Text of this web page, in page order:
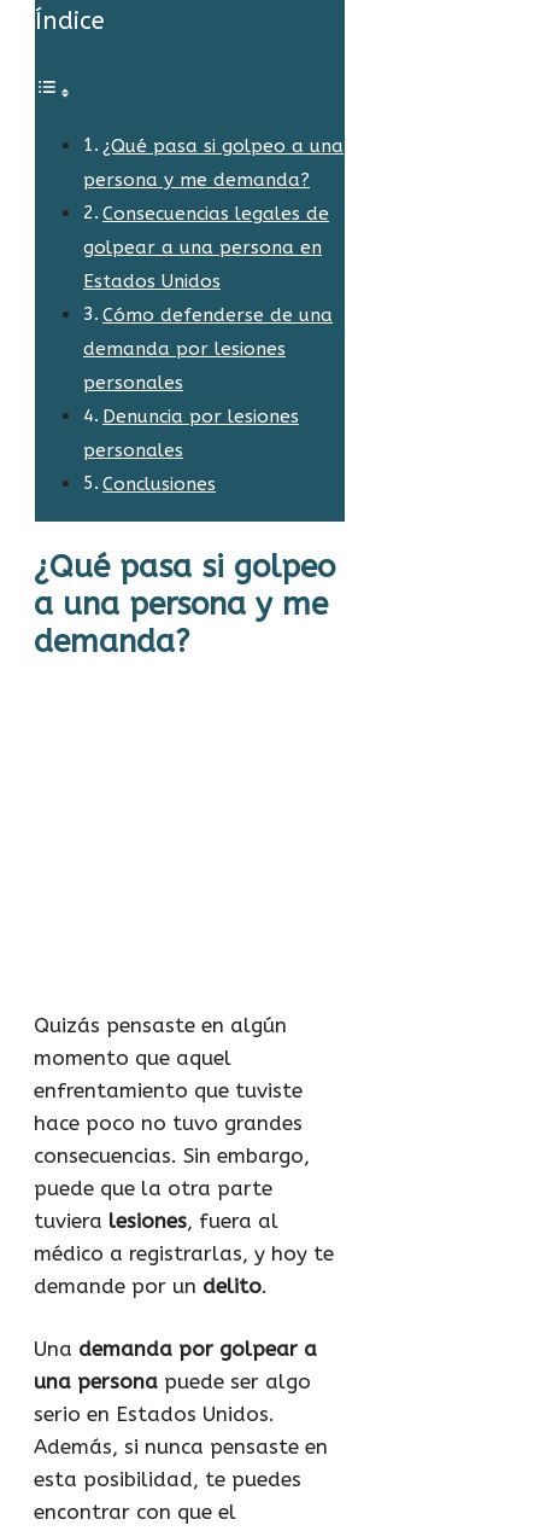
Índice
¿Qué pasa si golpeo a una
persona y me demanda?
Consecuencias legales de
golpear a una persona en
Estados Unidos
Cómo defenderse de una
demanda por lesiones
personales
Denuncia por lesiones
personales
Conclusiones
¿Qué pasa si golpeo
a una persona y me
demanda?
Quizás pensaste en algún
momento que aquel
enfrentamiento que tuviste
hace poco no tuvo grandes
consecuencias. Sin embargo,
puede que la otra parte
tuviera lesiones, fuera al
médico a registrarlas, y hoy te
demande por un delito.
Una demanda por golpear a
una persona puede ser algo
serio en Estados Unidos.
Además, si nunca pensaste en
esta posibilidad, te puedes
encontrar con que el